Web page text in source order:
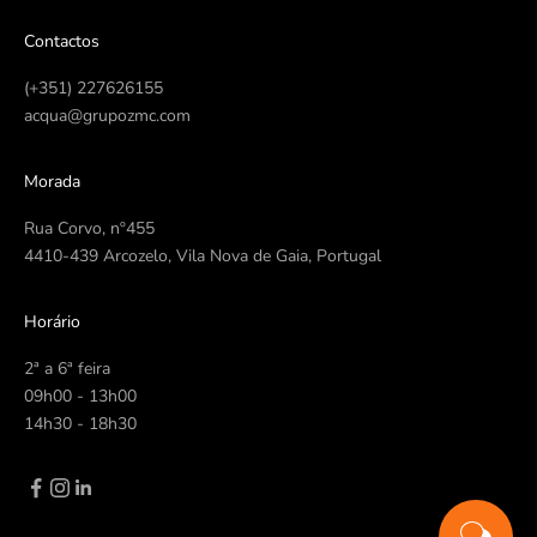
Contactos
(+351) 227626155
acqua@grupozmc.com
Morada
Rua Corvo, nº455
4410-439 Arcozelo, Vila Nova de Gaia, Portugal
Horário
2ª a 6ª feira
09h00 - 13h00
14h30 - 18h30